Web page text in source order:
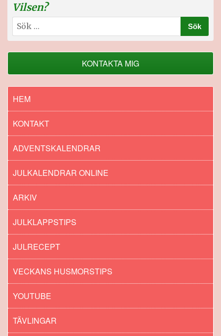
Vilsen?
Sök
efter:
KONTAKTA MIG
HEM
KONTAKT
ADVENTSKALENDRAR
JULKALENDRAR ONLINE
ARKIV
JULKLAPPSTIPS
JULRECEPT
VECKANS HUSMORSTIPS
YOUTUBE
TÄVLINGAR